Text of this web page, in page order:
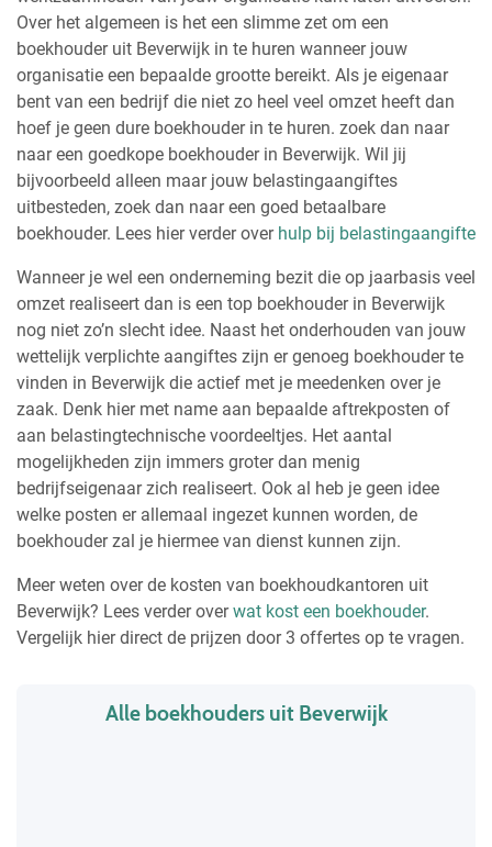
Over het algemeen is het een slimme zet om een
boekhouder uit Beverwijk in te huren wanneer jouw
organisatie een bepaalde grootte bereikt. Als je eigenaar
bent van een bedrijf die niet zo heel veel omzet heeft dan
hoef je geen dure boekhouder in te huren. zoek dan naar
naar een goedkope boekhouder in Beverwijk. Wil jij
bijvoorbeeld alleen maar jouw belastingaangiftes
uitbesteden, zoek dan naar een goed betaalbare
boekhouder. Lees hier verder over hulp bij belastingaangifte
Wanneer je wel een onderneming bezit die op jaarbasis veel
omzet realiseert dan is een top boekhouder in Beverwijk
nog niet zo’n slecht idee. Naast het onderhouden van jouw
wettelijk verplichte aangiftes zijn er genoeg boekhouder te
vinden in Beverwijk die actief met je meedenken over je
zaak. Denk hier met name aan bepaalde aftrekposten of
aan belastingtechnische voordeeltjes. Het aantal
mogelijkheden zijn immers groter dan menig
bedrijfseigenaar zich realiseert. Ook al heb je geen idee
welke posten er allemaal ingezet kunnen worden, de
boekhouder zal je hiermee van dienst kunnen zijn.
Meer weten over de kosten van boekhoudkantoren uit
Beverwijk? Lees verder overwat kost een boekhouder.
Vergelijk hier direct de prijzen door 3 offertes op te vragen.
Alle boekhouders uit Beverwijk